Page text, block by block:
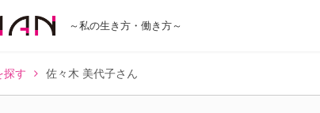
～私の生き方・働き方～
探す 佐々木 美代子さん